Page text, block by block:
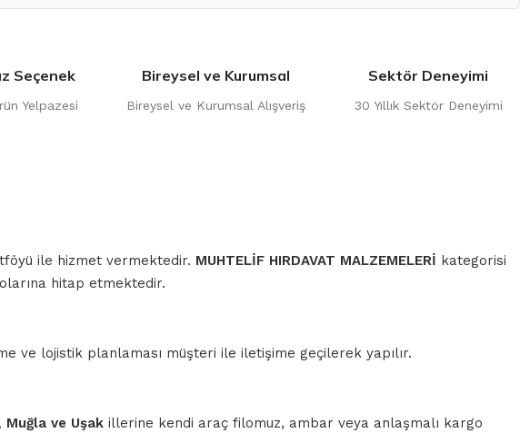
Seçenek
Yelpazesi
Bireysel ve Kurumsal
Bireysel ve Kurumsal Alışveriş
Sektör Deneyimi
30 Yıllık Sektör Deneyimi
ile hizmet vermektedir. MUHTELİF HIRDAVAT MALZEMELERİ kategorisi
hitap etmektedir.
ve lojistik planlaması müşteri ile iletişime geçilerek yapılır.
Muğla ve Uşak illerine kendi araç filomuz, ambar veya anlaşmalı kargo